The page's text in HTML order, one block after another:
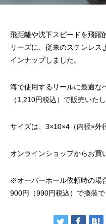
シマノ バンタム1000SGの
2025.02.26
飛距離や沈下スピードを飛躍
リーズに、従来のステンレス
インナップしました。
海で使用するリールに最適な
（1,210円税込）で販売いたし
サイズは、3×10×4（内径×外
オンラインショップからお買
※オーバーホール依頼時の場
900円（990円税込）で換装で